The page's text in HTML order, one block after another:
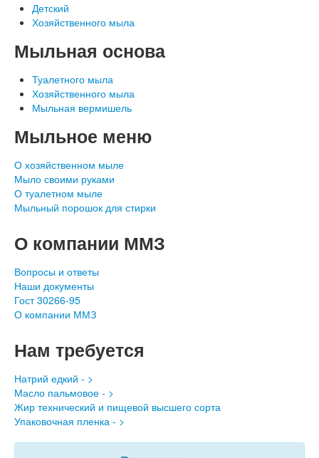
Детский
Хозяйственного мыла
Мыльная основа
Туалетного мыла
Хозяйственного мыла
Мыльная вермишель
Мыльное меню
О хозяйственном мыле
Мыло своими руками
О туалетном мыле
Мыльный порошок для стирки
О компании ММЗ
Вопросы и ответы
Наши документы
Гост 30266-95
О компании ММЗ
Нам требуется
Натрий едкий - >
Масло пальмовое - >
Жир технический и пищевой высшего сорта
Упаковочная пленка - >